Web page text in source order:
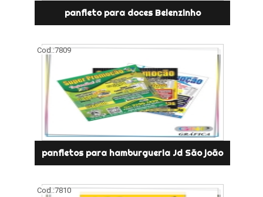
panfleto para doces Belenzinho
Cod.:7809
panfletos para hamburgueria Jd São joão
Cod.:7810